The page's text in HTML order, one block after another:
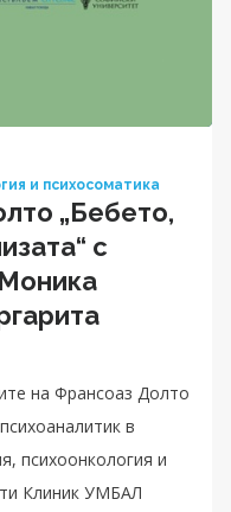
и психосоматика
„Бебето,
с
на Франсоаз Долто
в
психоонкология и
Клиник УМБАЛ